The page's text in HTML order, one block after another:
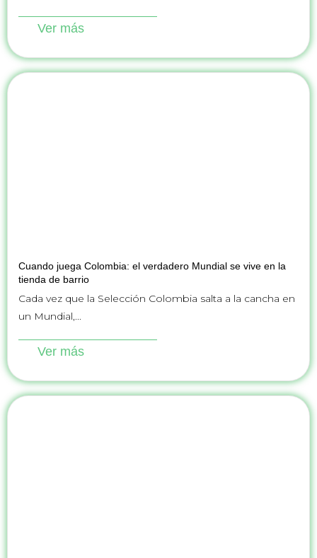
Ver más
Cuando juega Colombia: el verdadero Mundial se vive en la
tienda de barrio
Cada vez que la Selección Colombia salta a la cancha en
un Mundial,...
Ver más